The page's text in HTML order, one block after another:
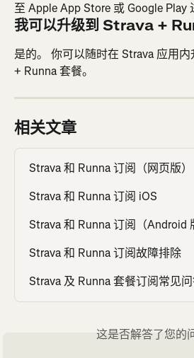
至 Apple App Store 或 Google Play
我可以升级到 Strava +
是的。 你可以随时在 Strava 应用
+ Runna 套餐。
相关文章
Strava 和 Runna 订阅（网页版）
Strava 和 Runna 订阅 iOS
Strava 和 Runna 订阅（Android
Strava 和 Runna 订阅故障排除
Strava 及 Runna 套餐订阅常见
这是否解答了您的